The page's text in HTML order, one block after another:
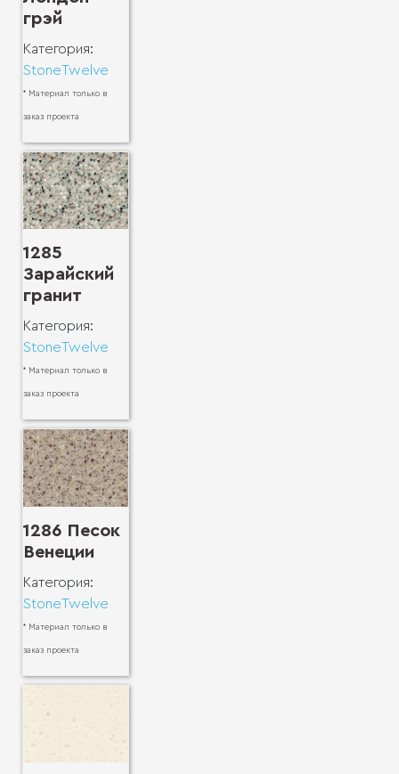
грэй
Категория:
StoneTwelve
* Материал только в
заказ проекта
1285
Зарайский
гранит
Категория:
StoneTwelve
* Материал только в
заказ проекта
1286 Песок
Венеции
Категория:
StoneTwelve
* Материал только в
заказ проекта